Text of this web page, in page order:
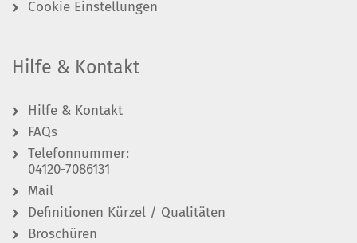
Cookie Einstellungen
Hilfe & Kontakt
Hilfe & Kontakt
FAQs
Telefonnummer:
04120-7086131
Mail
Definitionen Kürzel / Qualitäten
Broschüren